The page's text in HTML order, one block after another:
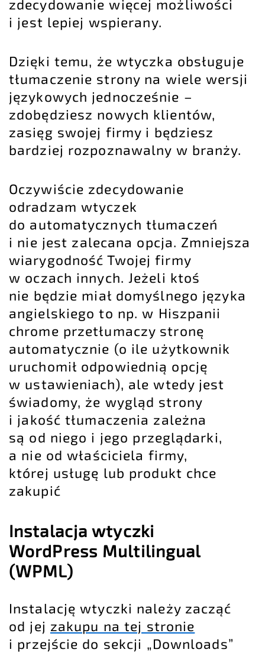
zdecydowanie więcej możliwości
i jest lepiej wspierany.
Dzięki temu, że wtyczka obsługuje
tłumaczenie strony na wiele wersji
językowych jednocześnie –
zdobędziesz nowych klientów,
zasięg swojej firmy i będziesz
bardziej rozpoznawalny w branży.
Oczywiście zdecydowanie
odradzam wtyczek
do automatycznych tłumaczeń
i nie jest zalecana opcja. Zmniejsza
wiarygodność Twojej firmy
w oczach innych. Jeżeli ktoś
nie będzie miał domyślnego języka
angielskiego to np. w Hiszpanii
chrome przetłumaczy stronę
automatycznie (o ile użytkownik
uruchomił odpowiednią opcję
w ustawieniach), ale wtedy jest
świadomy, że wygląd strony
i jakość tłumaczenia zależna
są od niego i jego przeglądarki,
a nie od właściciela firmy,
której usługę lub produkt chce
zakupić
Instalacja wtyczki
WordPress Multilingual
(WPML)
Instalację wtyczki należy zacząć
od jej zakupu na tej stronie
i przejście do sekcji „Downloads”